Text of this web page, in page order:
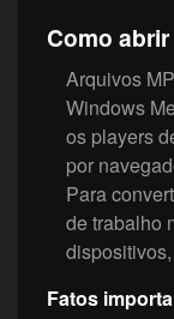
Como
Arquivos
Windows
os players
por
Para
de trabalho
Fatos